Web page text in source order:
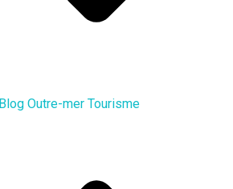
Blog Outre-mer Tourisme